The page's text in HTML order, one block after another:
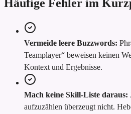
Häufige Fehler im
Vermeide leere Buzzwords:
Teamplayer“ beweisen keinen
Kontext und Ergebnisse.
Mach keine Skill-Liste daraus:
aufzuzählen überzeugt nicht.